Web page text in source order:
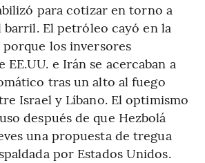
para cotizar en torno a
barril. El petróleo cayó en la
los inversores
EE.UU. e Irán se acercaban a
tras un alto al fuego
Israel y Líbano. El optimismo
después de que Hezbolá
una propuesta de tregua
por Estados Unidos.